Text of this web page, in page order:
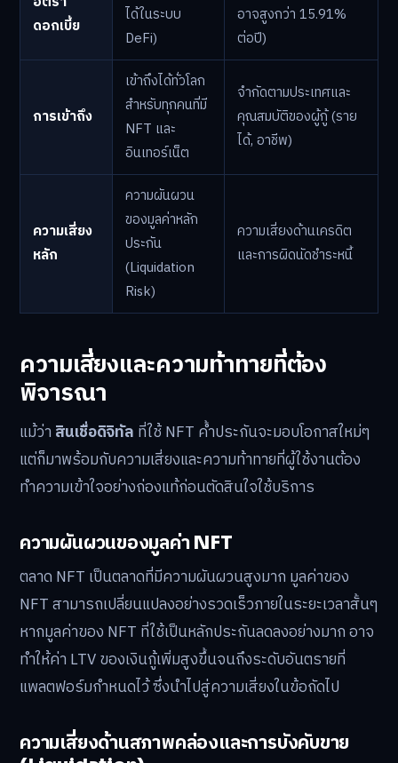
ดอกเบี้ย
ได้ในระบบ
DeFi)
อาจสูงกว่า 15.91%
ต่อปี)
การเข้าถึง
เข้าถึงได้ทั่วโลก
สำหรับทุกคนที่มี
NFT และ
อินเทอร์เน็ต
จำกัดตามประเทศและ
คุณสมบัติของผู้กู้ (ราย
ได้, อาชีพ)
ความเสี่ยง
หลัก
ความผันผวน
ของมูลค่าหลัก
ประกัน
(Liquidation
Risk)
ความเสี่ยงด้านเครดิต
และการผิดนัดชำระหนี้
ความเสี่ยงและความท้าทายที่ต้อง
พิจารณา
แม้ว่า สินเชื่อดิจิทัล ที่ใช้ NFT ค้ำประกันจะมอบโอกาสใหม่ๆ
แต่ก็มาพร้อมกับความเสี่ยงและความท้าทายที่ผู้ใช้งานต้อง
ทำความเข้าใจอย่างถ่องแท้ก่อนตัดสินใจใช้บริการ
ความผันผวนของมูลค่า NFT
ตลาด NFT เป็นตลาดที่มีความผันผวนสูงมาก มูลค่าของ
NFT สามารถเปลี่ยนแปลงอย่างรวดเร็วภายในระยะเวลาสั้นๆ
หากมูลค่าของ NFT ที่ใช้เป็นหลักประกันลดลงอย่างมาก อาจ
ทำให้ค่า LTV ของเงินกู้เพิ่มสูงขึ้นจนถึงระดับอันตรายที่
แพลตฟอร์มกำหนดไว้ ซึ่งนำไปสู่ความเสี่ยงในข้อถัดไป
ความเสี่ยงด้านสภาพคล่องและการบังคับขาย